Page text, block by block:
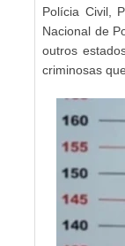
Polícia Civil,
Nacional de
outros
criminosas